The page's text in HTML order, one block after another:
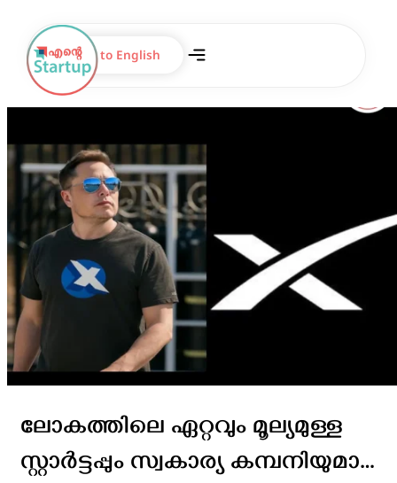
Switch to English
ലോകത്തിലെ ഏറ്റവും മൂല്യമുള്ള
സ്റ്റാർട്ടപ്പും സ്വകാര്യ കമ്പനിയുമായി